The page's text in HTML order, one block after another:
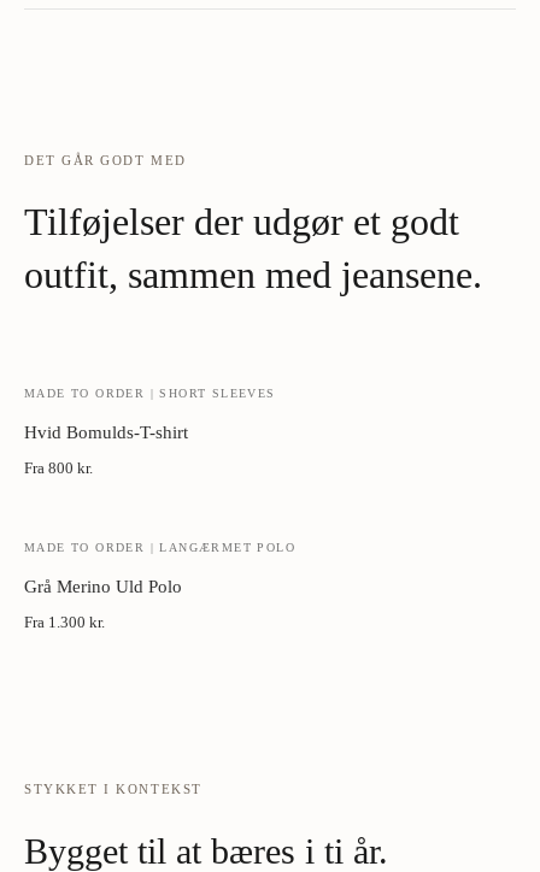
Buede træbøjler.Bevarer skulderpartiet. Aldrig metal eller plast.
vævningens retning.
Cedertræ i skabet.
Naturlig beskyttelse mod møl.
Luft mellem brug.
Lad jakken hvile 24 timer på en bøjle.
DET GÅR GODT MED
Tilføjelser der udgør et godt
outfit, sammen med jeansene.
MADE TO ORDER | SHORT SLEEVES
Hvid Bomulds-T-shirt
Fra 800 kr.
MADE TO ORDER | LANGÆRMET POLO
Grå Merino Uld Polo
Fra 1.300 kr.
STYKKET I KONTEKST
Bygget til at bæres i ti år.